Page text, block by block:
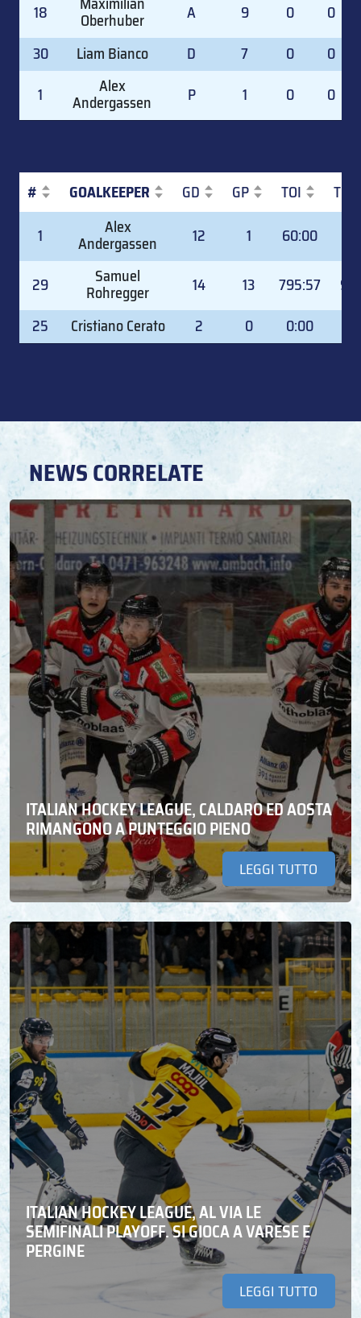
18 Oberhuber A 9 0
0
30
Liam Bianco D 7 0
0
1
Alex
Andergassen P 1 0 0
# GOALKEEPER GD GP TOI
GOALKEEPER
1 Alex
Andergassen 12 1 60:00
29 Samuel
Rohregger 14 13 795:57
25
Cristiano Cerato 2 0 0:00
NEWS CORRELATE
ITALIAN HOCKEY LEAGUE, CALDARO ED AOSTA
RIMANGONO A PUNTEGGIO PIENO
LEGGI TUTTO
ITALIAN HOCKEY LEAGUE, AL VIA LE
SEMIFINALI PLAYOFF. SI GIOCA A VARESE E
PERGINE
LEGGI TUTTO